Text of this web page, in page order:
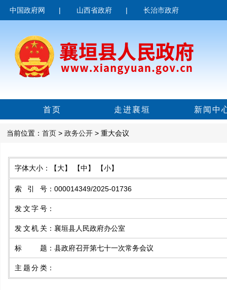
中国政府网 | 山西省政府 | 长治市政府
首页 走进襄垣 新闻中
当前位置： 首页 > 政务公开 > 重大会议
字体大小： 【大】 【中】 【小】
索引号 ： 000014349/2025-01736
发文字号 ：
发文机关 ： 襄垣县人民政府办公室
标题 ： 县政府召开第七十一次常务会议
主题分类 ：